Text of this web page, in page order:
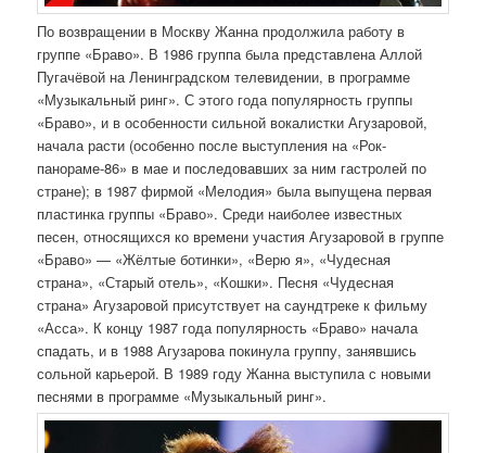
По возвращении в Москву Жанна продолжила работу в
группе «Браво». В 1986 группа была представлена Аллой
Пугачёвой на Ленинградском телевидении, в программе
«Музыкальный ринг». С этого года популярность группы
«Браво», и в особенности сильной вокалистки Агузаровой,
начала расти (особенно после выступления на «Рок-
панораме-86» в мае и последовавших за ним гастролей по
стране); в 1987 фирмой «Мелодия» была выпущена первая
пластинка группы «Браво». Среди наиболее известных
песен, относящихся ко времени участия Агузаровой в группе
«Браво» — «Жёлтые ботинки», «Верю я», «Чудесная
страна», «Старый отель», «Кошки». Песня «Чудесная
страна» Агузаровой присутствует на саундтреке к фильму
«Асса». К концу 1987 года популярность «Браво» начала
спадать, и в 1988 Агузарова покинула группу, занявшись
сольной карьерой. В 1989 году Жанна выступила с новыми
песнями в программе «Музыкальный ринг».